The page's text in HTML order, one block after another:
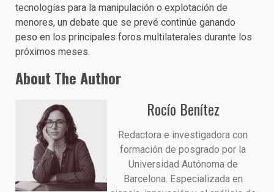
tecnologías para la manipulación o explotación de
menores, un debate que se prevé continúe ganando
peso en los principales foros multilaterales durante los
próximos meses.
About The Author
Rocío Benítez
Redactora e investigadora con
formación de posgrado por la
Universidad Autónoma de
Barcelona. Especializada en